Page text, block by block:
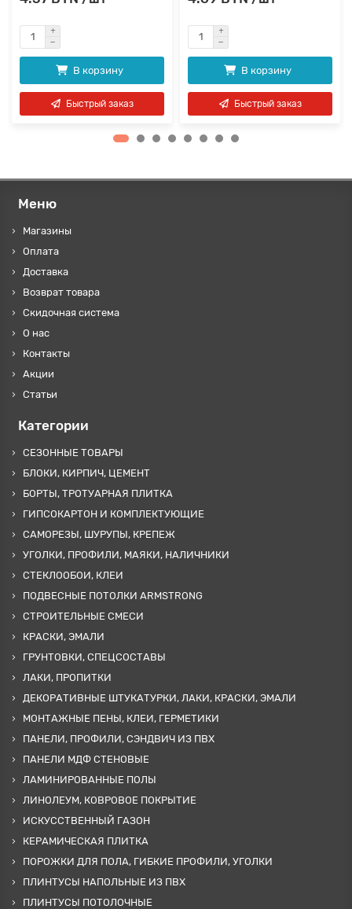
В корзину
Быстрый заказ
В корзину
Быстрый заказ
Меню
Магазины
Оплата
Доставка
Возврат товара
Скидочная система
О нас
Контакты
Акции
Статьи
Категории
СЕЗОННЫЕ ТОВАРЫ
БЛОКИ, КИРПИЧ, ЦЕМЕНТ
БОРТЫ, ТРОТУАРНАЯ ПЛИТКА
ГИПСОКАРТОН И КОМПЛЕКТУЮЩИЕ
САМОРЕЗЫ, ШУРУПЫ, КРЕПЕЖ
УГОЛКИ, ПРОФИЛИ, МАЯКИ, НАЛИЧНИКИ
СТЕКЛООБОИ, КЛЕИ
ПОДВЕСНЫЕ ПОТОЛКИ ARMSTRONG
СТРОИТЕЛЬНЫЕ СМЕСИ
КРАСКИ, ЭМАЛИ
ГРУНТОВКИ, СПЕЦСОСТАВЫ
ЛАКИ, ПРОПИТКИ
ДЕКОРАТИВНЫЕ ШТУКАТУРКИ, ЛАКИ, КРАСКИ, ЭМАЛИ
МОНТАЖНЫЕ ПЕНЫ, КЛЕИ, ГЕРМЕТИКИ
ПАНЕЛИ, ПРОФИЛИ, СЭНДВИЧ ИЗ ПВХ
ПАНЕЛИ МДФ СТЕНОВЫЕ
ЛАМИНИРОВАННЫЕ ПОЛЫ
ЛИНОЛЕУМ, КОВРОВОЕ ПОКРЫТИЕ
ИСКУССТВЕННЫЙ ГАЗОН
КЕРАМИЧЕСКАЯ ПЛИТКА
ПОРОЖКИ ДЛЯ ПОЛА, ГИБКИЕ ПРОФИЛИ, УГОЛКИ
ПЛИНТУСЫ НАПОЛЬНЫЕ ИЗ ПВХ
ПЛИНТУСЫ ПОТОЛОЧНЫЕ